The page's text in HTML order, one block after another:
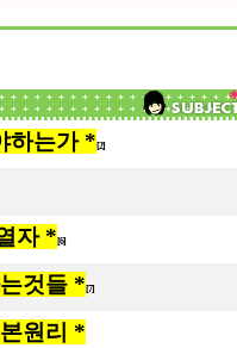
하는가 * [2]
자 * [6]
것들 * [7]
원리 *